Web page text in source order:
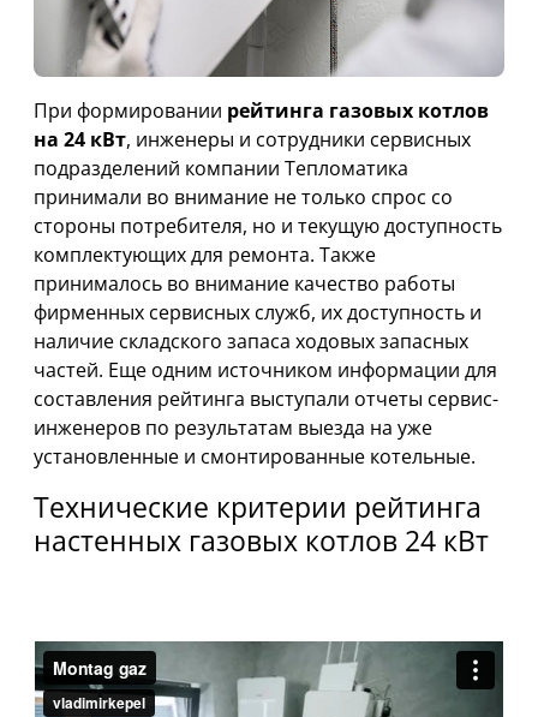
При формировании рейтинга газовых котлов
на 24 кВт, инженеры и сотрудники сервисных
подразделений компании Тепломатика
принимали во внимание не только спрос со
стороны потребителя, но и текущую доступность
комплектующих для ремонта. Также
принималось во внимание качество работы
фирменных сервисных служб, их доступность и
наличие складского запаса ходовых запасных
частей. Еще одним источником информации для
составления рейтинга выступали отчеты сервис-
инженеров по результатам выезда на уже
установленные и смонтированные котельные.
Технические критерии рейтинга
настенных газовых котлов 24 кВт